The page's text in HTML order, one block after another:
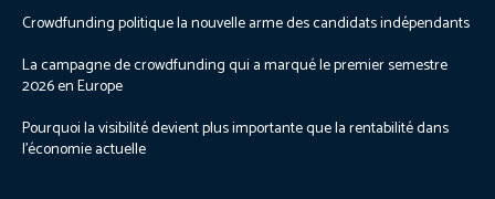
Crowdfunding politique la nouvelle arme des candidats indépendants
La campagne de crowdfunding qui a marqué le premier semestre
2026 en Europe
Pourquoi la visibilité devient plus importante que la rentabilité dans
l’économie actuelle